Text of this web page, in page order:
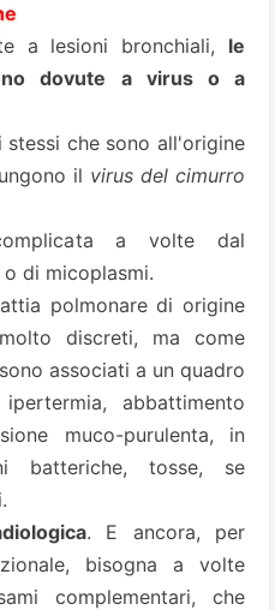
a lesioni bronchiali, le
dovute a virus o a
che sono all'origine
il virus del cimurro
a volte dal
di micoplasmi.
polmonare di origine
discreti, ma come
associati a un quadro
abbattimento
muco-purulenta, in
batteriche, tosse, se
. E ancora, per
bisogna a volte
complementari, che